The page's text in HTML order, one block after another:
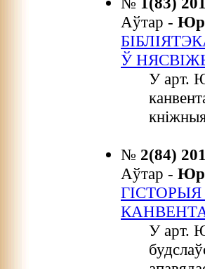
Аўтар -
Ў
У арт.
№ 2(84)
Аўтар -
ГІСТОРЫЯ
У арт.